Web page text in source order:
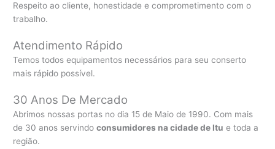
Respeito ao cliente, honestidade e comprometimento com o
trabalho.
Atendimento Rápido
Temos todos equipamentos necessários para seu conserto
mais rápido possível.
30 Anos De Mercado
Abrimos nossas portas no dia 15 de Maio de 1990. Com mais
de 30 anos servindoconsumidores na cidade de Itu e toda a
região.